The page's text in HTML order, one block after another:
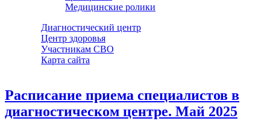
Медицинские ролики
Диагностический центр
Центр здоровья
Участникам СВО
Карта сайта
Расписание приема специалистов в
диагностическом центре. Май 2025